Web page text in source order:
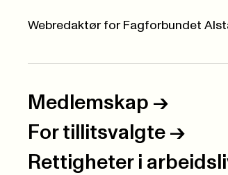
Webredaktør for Fagforbundet
Medlemskap ->
For tillitsvalgte ->
Rettigheter i